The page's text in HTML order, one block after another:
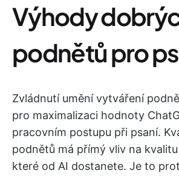
Výhody
podnětů pro
Zvládnutí umění vytváření
pro maximalizaci hodnoty
pracovním postupu při psaní.
podnětů má přímý vliv na
které od AI dostanete. Je to